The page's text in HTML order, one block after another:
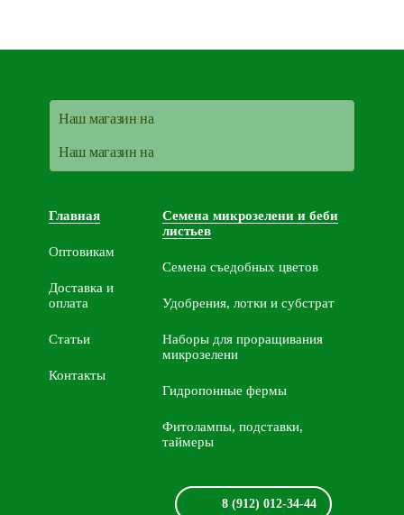
Наш магазин на
Наш магазин на
Главная
Оптовикам
Доставка и
оплата
Статьи
Контакты
Семена микрозелени и беби
листьев
Семена съедобных цветов
Удобрения, лотки и субстрат
Наборы для проращивания
микрозелени
Гидропонные фермы
Фитолампы, подставки,
таймеры
8 (912) 012-34-44